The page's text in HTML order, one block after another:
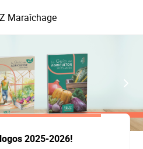
VOLTZ Maraîchage
2025-2026!